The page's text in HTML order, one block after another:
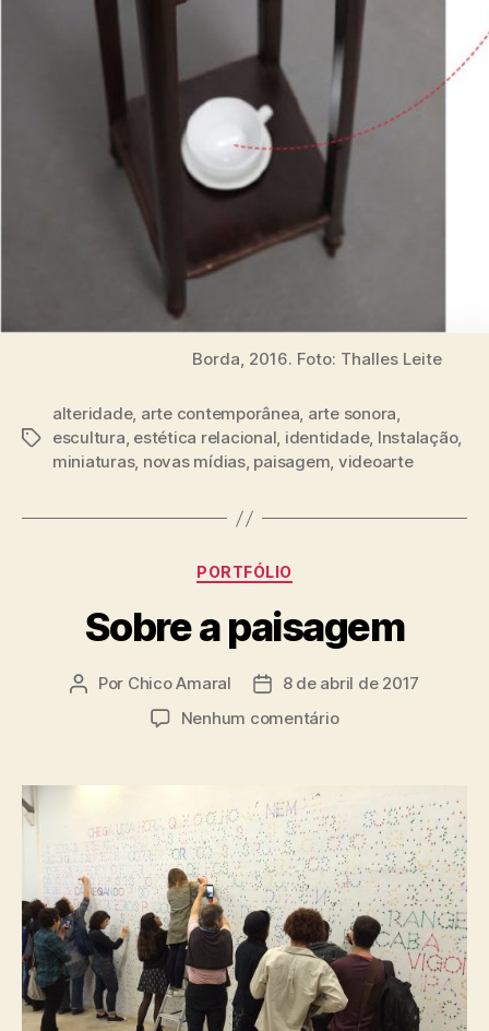
Borda, 2016. Foto: Thalles Leite
Tags
alteridade, arte contemporânea, arte sonora,
escultura, estética relacional, identidade, Instalação,
miniaturas, novas mídias, paisagem, videoarte
Categorias
PORTFÓLIO
Sobre a paisagem
Autor
Por Chico Amaral
Data8 de abril de 2017
Nenhum comentárioem